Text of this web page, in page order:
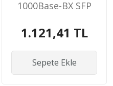
1000Base-BX SFP
1.121,41 TL
Sepete Ekle